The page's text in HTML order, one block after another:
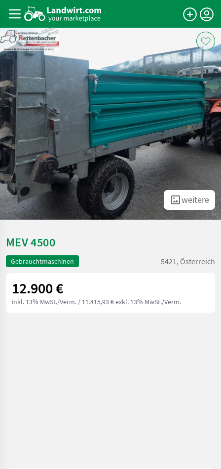
weitere
MEV 4500
Gebrauchtmaschinen 5421, Österreich
12.900 €
inkl. 13% MwSt./Verm. / 11.415,93 € exkl. 13% MwSt./Verm.